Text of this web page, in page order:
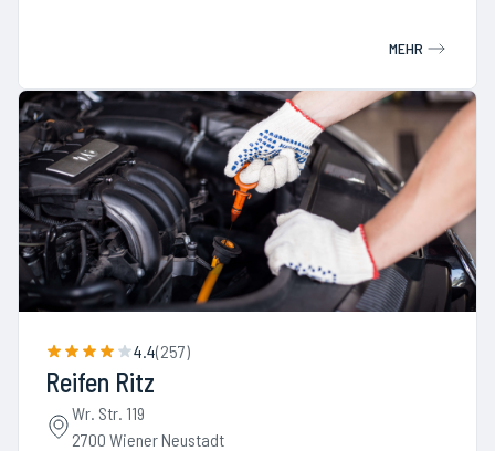
MEHR
4.4(257)
Reifen Ritz
Wr. Str. 119
2700 Wiener Neustadt